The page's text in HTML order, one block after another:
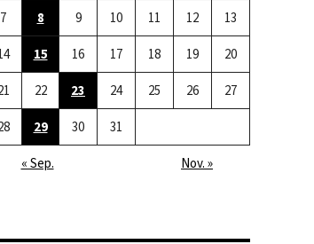
7 8 9 10 11 12 13
15 16 17 18 19 20
22 23 24 25 26 27
29 30 31
« Sep. Nov. »